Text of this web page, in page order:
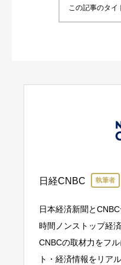
この記事のタイ
日経CNBC 執筆者
日本経済新聞と
時間ノンストップ経
CNBCの取材力をフ
ト・経済情報をリア